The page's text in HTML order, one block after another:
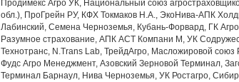
Продимекс Агро УК, Национальный союз
обл.), ПроГрейн РУ, КФХ Токмаков Н.А., ЭкоНива-АПК
Лабинский, Семена Черноземья, Кубань-Форвард, ГК
Разумное страхование, АПК АСТ Компани М, УК
Технотранс, N.Trans Lab, ТрейдАгро, Масложировой
Фудс Агро Менеджмент, Азовский Зерновой Терминал,
Терминал Барнаул, Нива Черноземья, УК Ростагро,